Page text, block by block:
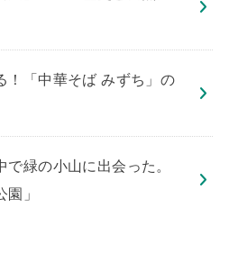
！「中華そば みずち」の
緑の小山に出会った。
」